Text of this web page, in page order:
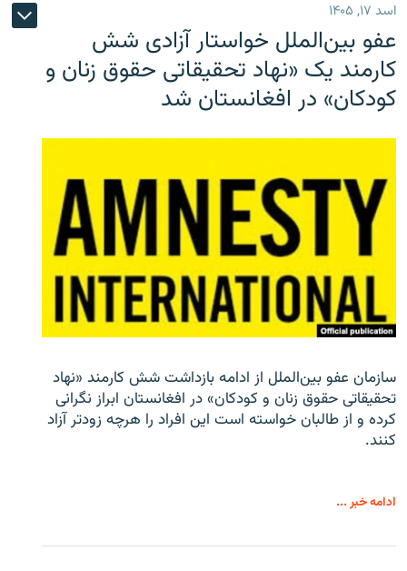
اسد ۱۷, ۱۴۰۵
عفو بین‌الملل خواستار آزادی شش
کارمند یک «نهاد تحقیقاتی حقوق زنان و
کودکان» در افغانستان شد
سازمان عفو بین‌الملل از ادامه بازداشت شش کارمند «نهاد
تحقیقاتی حقوق زنان و کودکان» در افغانستان ابراز نگرانی
کرده و از طالبان خواسته است این افراد را هرچه زودتر آزاد
کنند.
ادامه خبر ...